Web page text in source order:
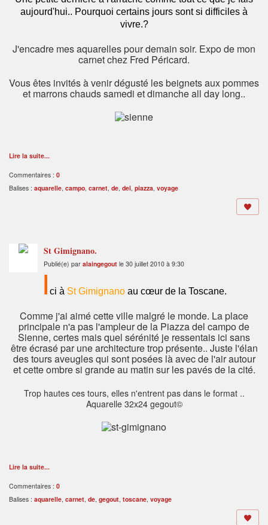
aujourd'hui.. Pourquoi certains jours sont si difficiles à
vivre.?
J'encadre mes aquarelles pour demain soir. Expo de mon
carnet chez Fred Péricard.
Vous êtes invités à venir dégusté les beignets aux pommes
et marrons chauds samedi et dimanche all day long..
Lire la suite...
Commentaires : 0
Balises : aquarelle, campo, carnet, de, del, piazza, voyage
St Gimignano.
Publié(e) par alaingegout le 30 juillet 2010 à 9:30
I ci à St Gimignanoau cœur de la Toscane.
Comme j'ai aimé cette ville malgré le monde. La place
principale n'a pas l'ampleur de la Piazza del campo de
Sienne, certes mais quel sérénité je ressentais ici sans
être écrasé par une architecture trop présente.. Juste l'élan
des tours aveugles qui sont posées là avec de l'air autour
et cette ombre si grande au matin sur les pavés de la cité.
Trop hautes ces tours, elles n'entrent pas dans le format ..
Aquarelle 32x24 gegout©
Lire la suite...
Commentaires : 0
Balises : aquarelle, carnet, de, gegout, toscane, voyage